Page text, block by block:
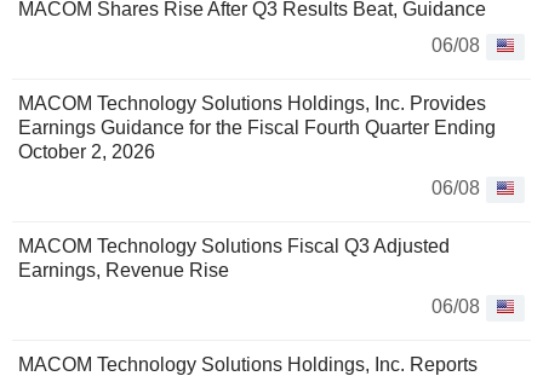
MACOM Shares Rise After Q3 Results Beat, Guidance
06/08
MACOM Technology Solutions Holdings, Inc. Provides
Earnings Guidance for the Fiscal Fourth Quarter Ending
October 2, 2026
06/08
MACOM Technology Solutions Fiscal Q3 Adjusted
Earnings, Revenue Rise
06/08
MACOM Technology Solutions Holdings, Inc. Reports